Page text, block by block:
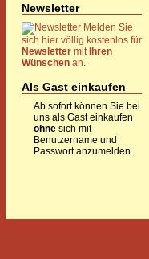
Newsletter
Melden Sie
sich hier völlig kostenlos für
Newsletter mit Ihren
Wünschen an.
Als Gast einkaufen
Ab sofort können Sie bei
uns als Gast einkaufen
ohne sich mit
Benutzername und
Passwort anzumelden.